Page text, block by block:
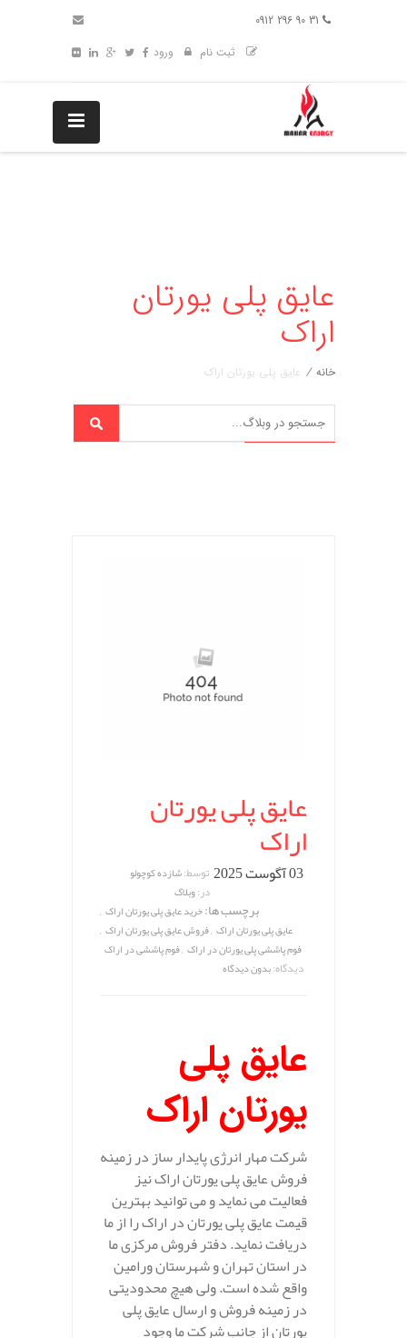
ثبت نام
ورود
عایق پلی یورتان
اراک
خانه / عایق پلی یورتان اراک
عایق پلی یورتان
اراک
03 آگوست 2025 توسط:شازده کوچولو
در:وبلاگ
برچسب ها:خرید عایق پلی یورتان اراک ,
عایق پلی یورتان اراک ,فروش عایق پلی یورتان اراک ,
فوم پاششی پلی یورتان در اراک ,فوم پاششی در اراک
دیدگاه:بدون دیدگاه
عایق پلی
یورتان اراک
شرکت مهار انرژی پایدار ساز در زمینه
فروش عایق پلی یورتان اراک نیز
فعالیت می نماید و می توانید بهترین
قیمت عایق پلی یورتان در اراک را از ما
دریافت نماید. دفتر فروش مرکزی ما
در استان تهران و شهرستان ورامین
واقع شده است. ولی هیچ محدودیتی
در زمینه فروش و ارسال عایق پلی
یورتان از جانب شرکت ما وجود